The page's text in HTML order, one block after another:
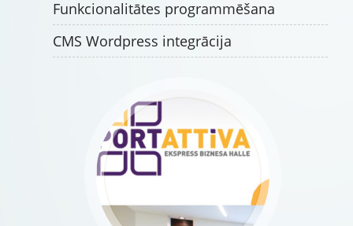
Funkcionalitātes programmēšana
CMS Wordpress integrācija